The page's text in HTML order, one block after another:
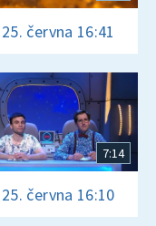
25. června 16:41
7:14
25. června 16:10